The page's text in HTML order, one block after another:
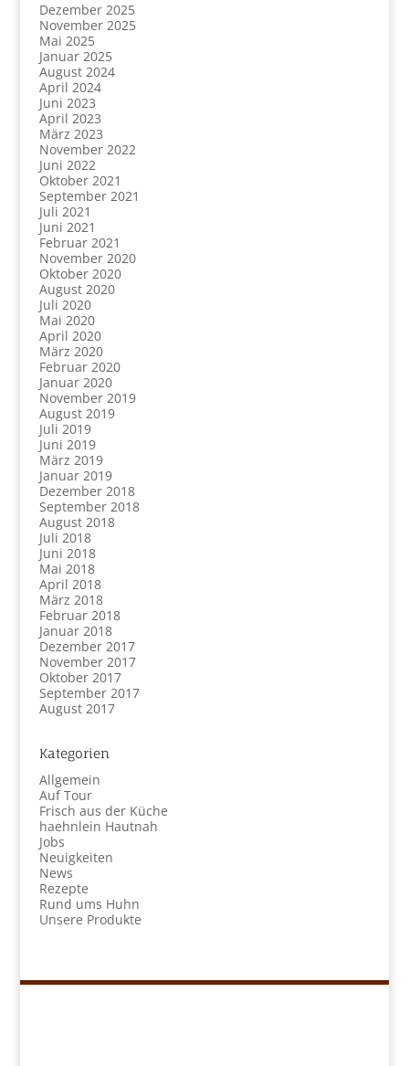
Dezember 2025
November 2025
Mai 2025
Januar 2025
August 2024
April 2024
Juni 2023
April 2023
März 2023
November 2022
Juni 2022
Oktober 2021
September 2021
Juli 2021
Juni 2021
Februar 2021
November 2020
Oktober 2020
August 2020
Juli 2020
Mai 2020
April 2020
März 2020
Februar 2020
Januar 2020
November 2019
August 2019
Juli 2019
Juni 2019
März 2019
Januar 2019
Dezember 2018
September 2018
August 2018
Juli 2018
Juni 2018
Mai 2018
April 2018
März 2018
Februar 2018
Januar 2018
Dezember 2017
November 2017
Oktober 2017
September 2017
August 2017
Kategorien
Allgemein
Auf Tour
Frisch aus der Küche
haehnlein Hautnah
Jobs
Neuigkeiten
News
Rezepte
Rund ums Huhn
Unsere Produkte